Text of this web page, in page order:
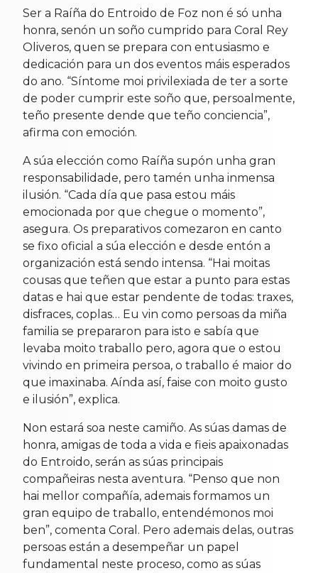
Ser a Raíña do Entroido de Foz non é só unha
honra, senón un soño cumprido para Coral Rey
Oliveros, quen se prepara con entusiasmo e
dedicación para un dos eventos máis esperados
do ano. “Síntome moi privilexiada de ter a sorte
de poder cumprir este soño que, persoalmente,
teño presente dende que teño conciencia”,
afirma con emoción.
A súa elección como Raíña supón unha gran
responsabilidade, pero tamén unha inmensa
ilusión. “Cada día que pasa estou máis
emocionada por que chegue o momento”,
asegura. Os preparativos comezaron en canto
se fixo oficial a súa elección e desde entón a
organización está sendo intensa. “Hai moitas
cousas que teñen que estar a punto para estas
datas e hai que estar pendente de todas: traxes,
disfraces, coplas… Eu vin como persoas da miña
familia se prepararon para isto e sabía que
levaba moito traballo pero, agora que o estou
vivindo en primeira persoa, o traballo é maior do
que imaxinaba. Aínda así, faise con moito gusto
e ilusión”, explica.
Non estará soa neste camiño. As súas damas de
honra, amigas de toda a vida e fieis apaixonadas
do Entroido, serán as súas principais
compañeiras nesta aventura. “Penso que non
hai mellor compañía, ademais formamos un
gran equipo de traballo, entendémonos moi
ben”, comenta Coral. Pero ademais delas, outras
persoas están a desempeñar un papel
fundamental neste proceso, como as súas